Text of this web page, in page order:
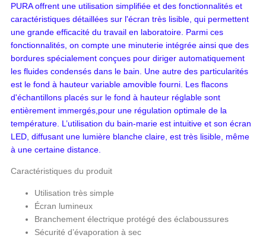
PURA offrent une utilisation simplifiée et des fonctionnalités et
caractéristiques détaillées sur l'écran très lisible, qui permettent
une grande efficacité du travail en laboratoire. Parmi ces
fonctionnalités, on compte une minuterie intégrée ainsi que des
bordures spécialement conçues pour diriger automatiquement
les fluides condensés dans le bain. Une autre des particularités
est le fond à hauteur variable amovible fourni. Les flacons
d'échantillons placés sur le fond à hauteur réglable sont
entièrement immergés,pour une régulation optimale de la
température. L’utilisation du bain-marie est intuitive et son écran
LED, diffusant une lumière blanche claire, est très lisible, même
à une certaine distance.
Caractéristiques du produit
Utilisation très simple
Écran lumineux
Branchement électrique protégé des éclaboussures
Sécurité d’évaporation à sec